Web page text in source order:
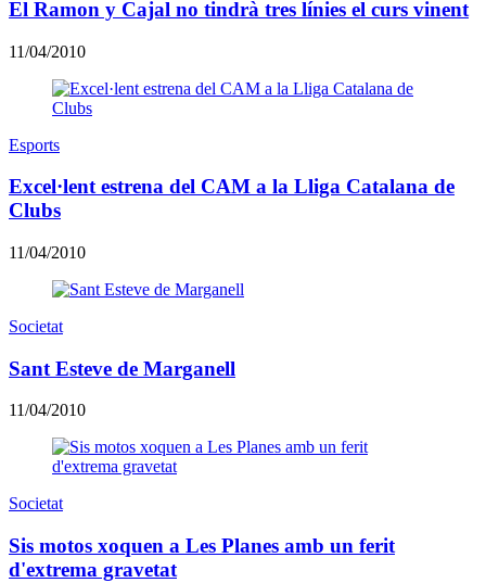
El Ramon y Cajal no tindrà tres línies el curs vinent
11/04/2010
Esports
Excel·lent estrena del CAM a la Lliga Catalana de
Clubs
11/04/2010
Societat
Sant Esteve de Marganell
11/04/2010
Societat
Sis motos xoquen a Les Planes amb un ferit
d'extrema gravetat